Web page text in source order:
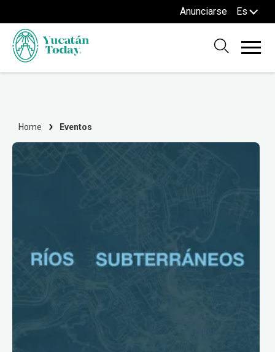
Anunciarse Es
Home Eventos